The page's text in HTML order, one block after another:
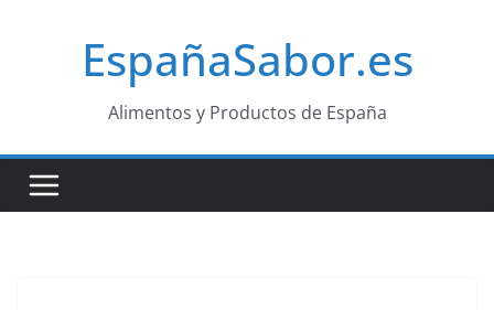
EspañaSabor.es
Alimentos y Productos de España